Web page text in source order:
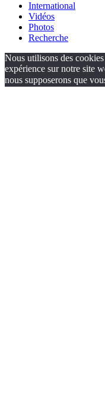
International
Vidéos
Photos
Recherche
Nous utilisons des
expérience sur notre site
nous supposerons que